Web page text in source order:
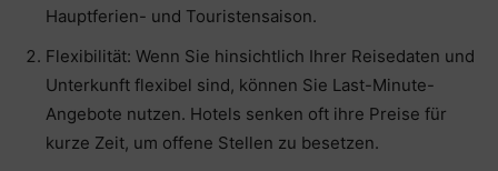
Hauptferien- und Touristensaison.
Flexibilität: Wenn Sie hinsichtlich Ihrer Reisedaten und
Unterkunft flexibel sind, können Sie Last-Minute-
Angebote nutzen. Hotels senken oft ihre Preise für
kurze Zeit, um offene Stellen zu besetzen.